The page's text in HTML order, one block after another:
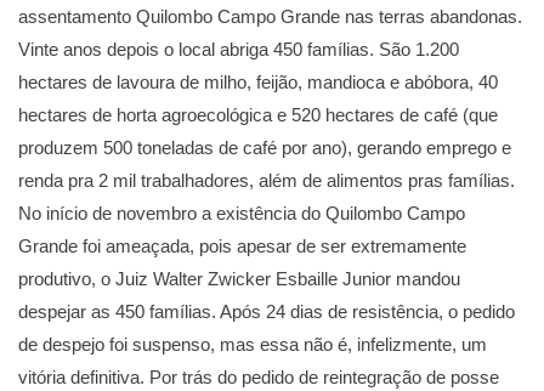
assentamento Quilombo Campo Grande nas terras abandonas.
Vinte anos depois o local abriga 450 famílias. São 1.200
hectares de lavoura de milho, feijão, mandioca e abóbora, 40
hectares de horta agroecológica e 520 hectares de café (que
produzem 500 toneladas de café por ano), gerando emprego e
renda pra 2 mil trabalhadores, além de alimentos pras famílias.
No início de novembro a existência do Quilombo Campo
Grande foi ameaçada, pois apesar de ser extremamente
produtivo, o Juiz Walter Zwicker Esbaille Junior mandou
despejar as 450 famílias. Após 24 dias de resistência, o pedido
de despejo foi suspenso, mas essa não é, infelizmente, um
vitória definitiva. Por trás do pedido de reintegração de posse